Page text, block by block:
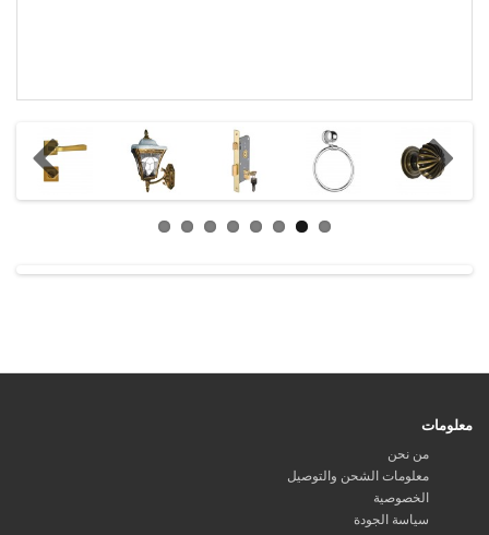
معلومات
من نحن
معلومات الشحن والتوصيل
الخصوصية
سياسة الجودة